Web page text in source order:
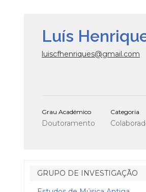
Luís
luiscfhenriques@gmail.com
Grau Académico
Doutoramento
Categoria
GRUPO DE INVESTIGAÇÃO